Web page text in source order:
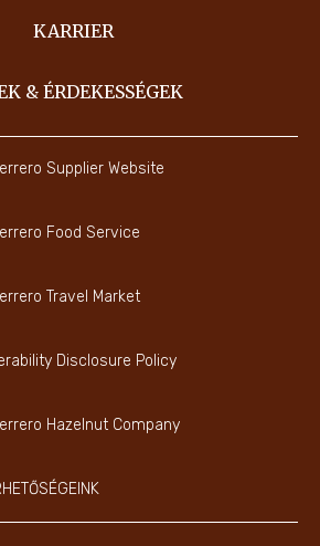
KARRIER
& ÉRDEKESSÉGEK
Supplier Website
Food Service
Travel Market
Disclosure Policy
Hazelnut Company